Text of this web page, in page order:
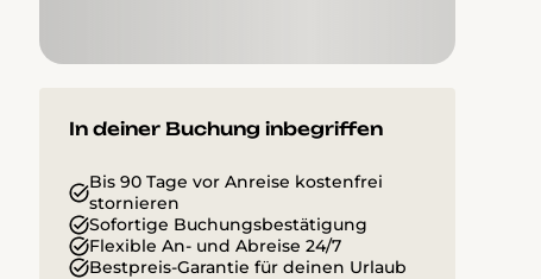
In deiner Buchung inbegriffen
Bis 90 Tage vor Anreise kostenfrei
stornieren
Sofortige Buchungsbestätigung
Flexible An- und Abreise 24/7
Bestpreis-Garantie für deinen Urlaub